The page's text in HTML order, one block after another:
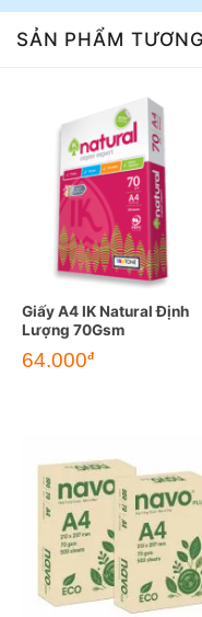
SẢN PHẨM
Giấy A4 IK Natural Định
Lượng 70Gsm
64.000đ